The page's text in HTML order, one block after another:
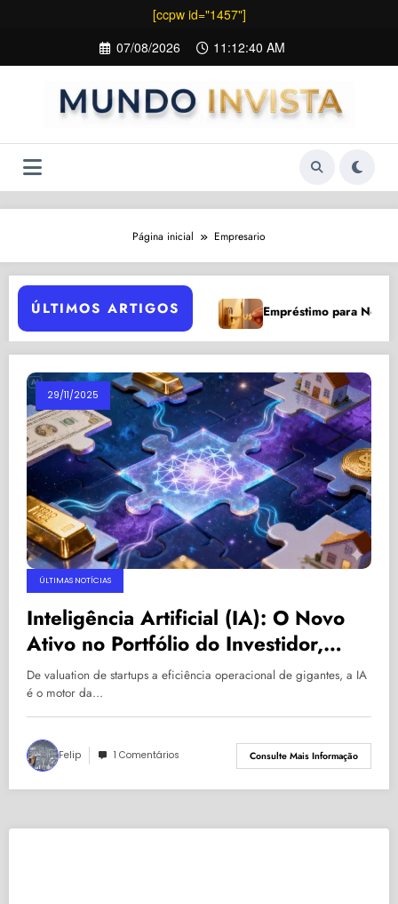
[ccpw id="1457"]
o
07/08/2026 11:12:41 AM
Página inicial Empresario
ÚLTIMOS ARTIGOS
para Investir Após Queda Empréstimo para
29/11/2025
ÚLTIMAS NOTÍCIAS
Inteligência Artificial (IA): O Novo
Ativo no Portfólio do Investidor,
Redefinindo Crescimento
Empresarial e Risco de Mercado
De valuation de startups a eficiência operacional de gigantes, a IA
é o motor da…
Felip 1 Comentários Consulte Mais Informação